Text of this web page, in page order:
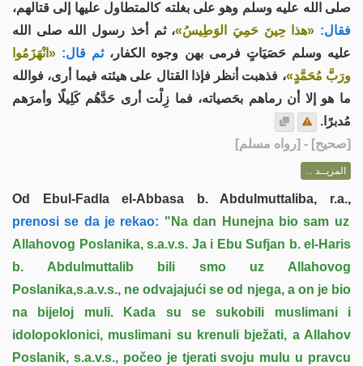
صلى الله عليه وسلم وهو على بغلته كالمتطاول عليها إلى قتالهم،
فقال: «هذا حِينَ حَمِيَ الوَطِيسُ»، ثم أخذ رسول الله صلى الله
عليه وسلم حَصَيَاتٍ فرمى بهن وجوه الكفار، ثم قال: «انْهَزَمُوا
ورَبَّ مُحَمَّدٍ»، فذهبت أنظر فإذا القتال على هيئته فيما أرى، فوالله
ما هو إلا أن رماهم بحَصياته، فما زِلْت أرى حَدَّهُم كَلِيلًا وأمرَهم
مُدبرًا.
[صحيح] - [رواه مسلم]
المزيــد ...
Od Ebul-Fadla el-Abbasa b. Abdulmuttaliba, r.a.,
prenosi se da je rekao: "Na dan Hunejna bio sam uz
Allahovog Poslanika, s.a.v.s. Ja i Ebu Sufjan b. el-Haris
b. Abdulmuttalib bili smo uz Allahovog
Poslanika,s.a.v.s., ne odvajajući se od njega, a on je bio
na bijeloj muli. Kada su se sukobili muslimani i
idolopoklonici, muslimani su krenuli bježati, a Allahov
Poslanik, s.a.v.s., počeo je tjerati svoju mulu u pravcu